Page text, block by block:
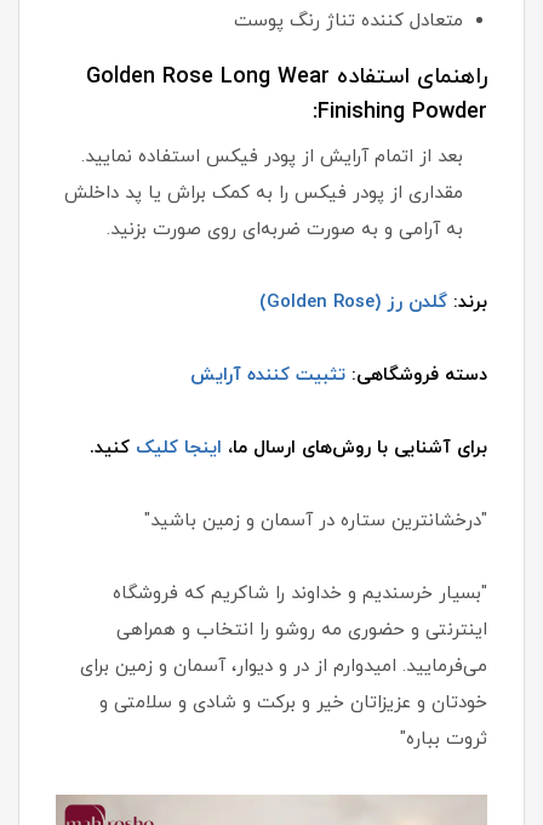
متعادل کننده تناژ رنگ پوست
راهنمای استفاده Golden Rose Long Wear
Finishing Powder:
بعد از اتمام آرایش از پودر فیکس استفاده نمایید.
مقداری از پودر فیکس را به کمک براش یا پد داخلش
به آرامی و به صورت ضربه‌ای روی صورت بزنید.
برند: گلدن رز (Golden Rose)
دسته فروشگاهی: تثبیت کننده آرایش
برای آشنایی با روش‌های ارسال ما، اینجا کلیک کنید.
"درخشانترین ستاره در آسمان و زمین باشید"
"بسیار خرسندیم و خداوند را شاکریم که فروشگاه
اینترنتی و حضوری مه روشو را انتخاب و همراهی
می‌فرمایید. امیدوارم از در و دیوار، آسمان و زمین برای
خودتان و عزیزاتان خیر و برکت و شادی و سلامتی و
ثروت بباره"